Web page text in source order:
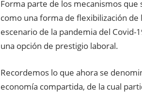
Forma parte de los mecanismos
como una forma de flexibilización de
escenario de la pandemia del Covid-
una opción de prestigio laboral.
Recordemos lo que ahora se
economía compartida, de la cual